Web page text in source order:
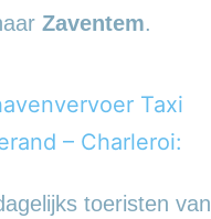
Zaventem.
Taxi
– Charleroi:
toeristen van